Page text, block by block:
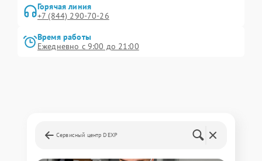
Горячая линия
+7 (844) 290-70-26
Время работы
Ежедневно с 9:00 до 21:00
Сервисный центр DEXP